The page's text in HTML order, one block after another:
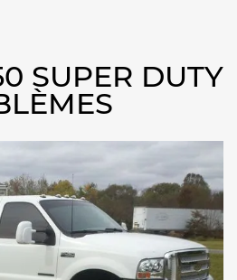
SUPER DUTY